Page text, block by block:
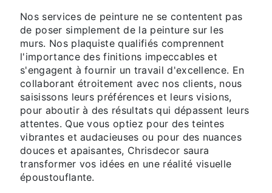
Nos services de peinture ne se contentent pas
de poser simplement de la peinture sur les
murs. Nos plaquiste qualifiés comprennent
l'importance des finitions impeccables et
s'engagent à fournir un travail d'excellence. En
collaborant étroitement avec nos clients, nous
saisissons leurs préférences et leurs visions,
pour aboutir à des résultats qui dépassent leurs
attentes. Que vous optiez pour des teintes
vibrantes et audacieuses ou pour des nuances
douces et apaisantes, Chrisdecor saura
transformer vos idées en une réalité visuelle
époustouflante.